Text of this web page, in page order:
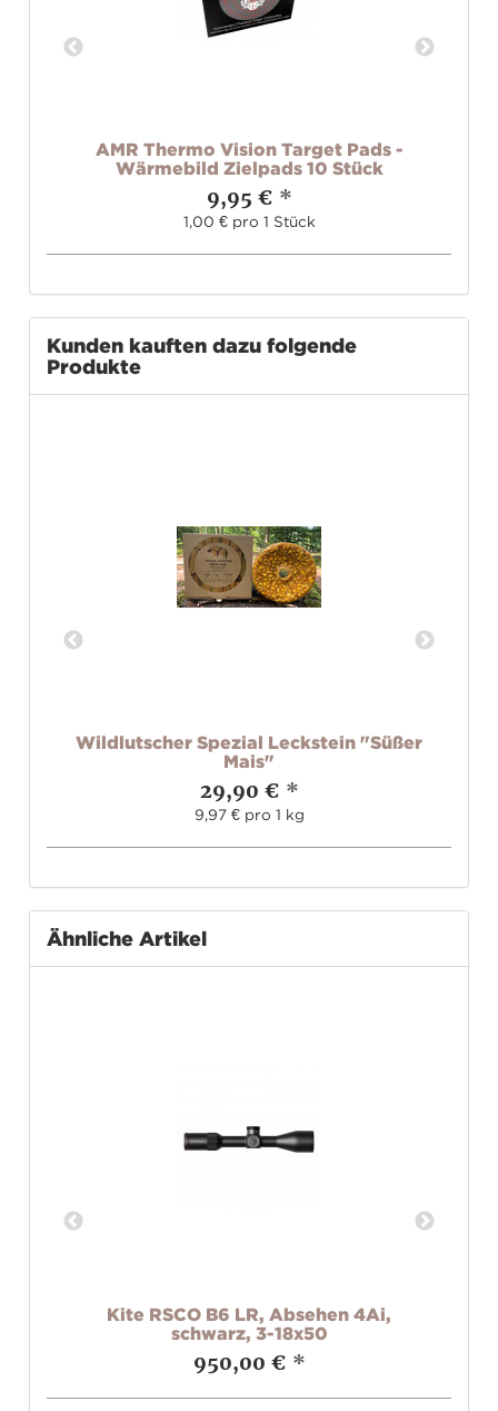
AMR Thermo Vision Target Pads -
Wärmebild Zielpads 10 Stück
9,95 € *
1,00 € pro 1 Stück
Kunden kauften dazu folgende
Produkte
Wildlutscher Spezial Leckstein "Süßer
Mais"
29,90 € *
9,97 € pro 1 kg
Ähnliche Artikel
Kite RSCO B6 LR, Absehen 4Ai,
schwarz, 3-18x50
950,00 € *